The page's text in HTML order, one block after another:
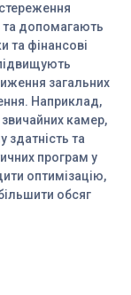
та допомагають
та фінансові
загальних
Наприклад,
камер,
здатність та
програм у
оптимізацію,
обсяг